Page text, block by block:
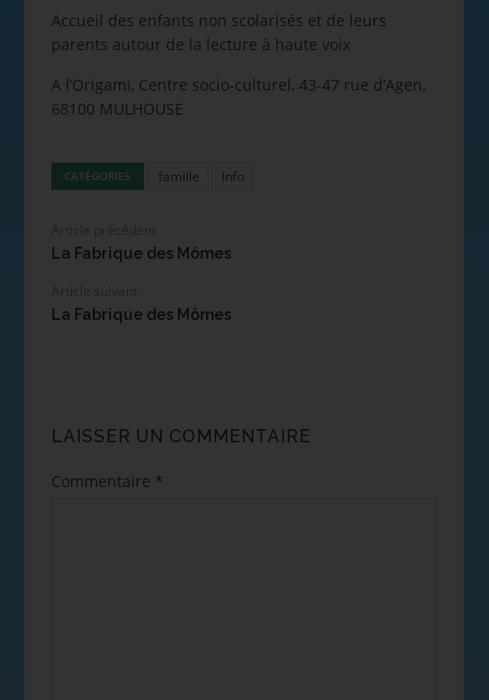
Accueil des enfants non scolarisés et de leurs
parents autour de la lecture à haute voix
A l’Origami, Centre socio-culturel, 43-47 rue d’Agen,
68100 MULHOUSE
CATÉGORIES famille Info
La Fabrique des Mômes
La Fabrique des Mômes
LAISSER UN COMMENTAIRE
Commentaire *